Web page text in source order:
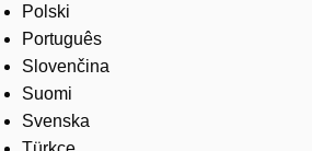
Polski
Português
Slovenčina
Suomi
Svenska